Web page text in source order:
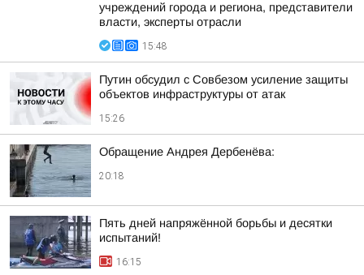
учреждений города и региона, представители
власти, эксперты отрасли
15:48
Путин обсудил с Совбезом усиление защиты
объектов инфраструктуры от атак
15:26
Обращение Андрея Дербенёва:
20:18
Пять дней напряжённой борьбы и десятки
испытаний!
16:15